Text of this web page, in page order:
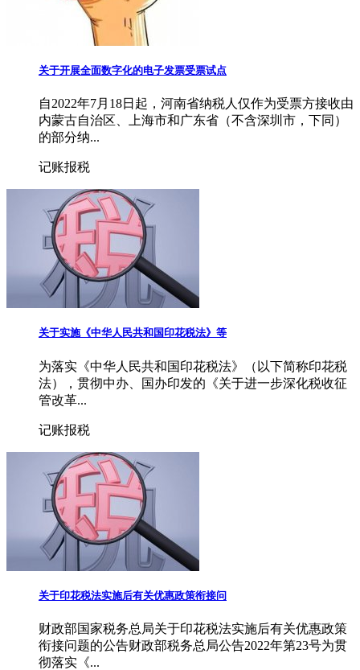
关于开展全面数字化的电子发票受票试点
自2022年7月18日起，河南省纳税人仅作为受票方接收由
内蒙古自治区、上海市和广东省（不含深圳市，下同）
的部分纳...
记账报税
关于实施《中华人民共和国印花税法》等
为落实《中华人民共和国印花税法》（以下简称印花税
法），贯彻中办、国办印发的《关于进一步深化税收征
管改革...
记账报税
关于印花税法实施后有关优惠政策衔接问
财政部国家税务总局关于印花税法实施后有关优惠政策
衔接问题的公告财政部税务总局公告2022年第23号为贯
彻落实《...